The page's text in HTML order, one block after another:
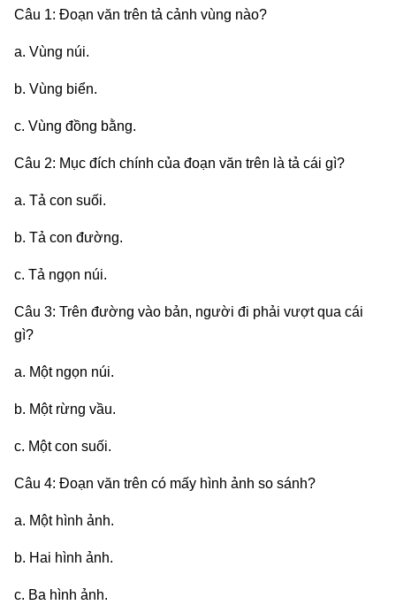
Câu 1: Đoạn văn trên tả cảnh vùng nào?
a. Vùng núi.
b. Vùng biển.
c. Vùng đồng bằng.
Câu 2: Mục đích chính của đoạn văn trên là tả cái gì?
a. Tả con suối.
b. Tả con đường.
c. Tả ngọn núi.
Câu 3: Trên đường vào bản, người đi phải vượt qua cái
gì?
a. Một ngọn núi.
b. Một rừng vầu.
c. Một con suối.
Câu 4: Đoạn văn trên có mấy hình ảnh so sánh?
a. Một hình ảnh.
b. Hai hình ảnh.
c. Ba hình ảnh.